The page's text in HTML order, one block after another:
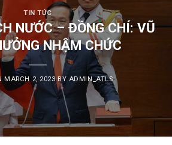
TIN TỨC
NƯỚC – ĐỒNG CHÍ: VŨ
NHẬM CHỨC
MARCH 2, 2023BY ADMIN_ATLS